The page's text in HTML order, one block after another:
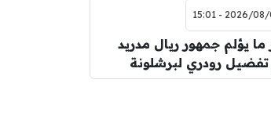
2026/08/07 -
ما يؤلم جمهور ريال مدريد
رودري لبرشلونة